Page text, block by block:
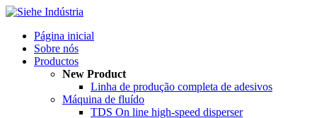
Página inicial
Sobre nós
Productos
New Product
Linha de produção completa de adesivos
Máquina de fluído
TDS On line high-speed disperser